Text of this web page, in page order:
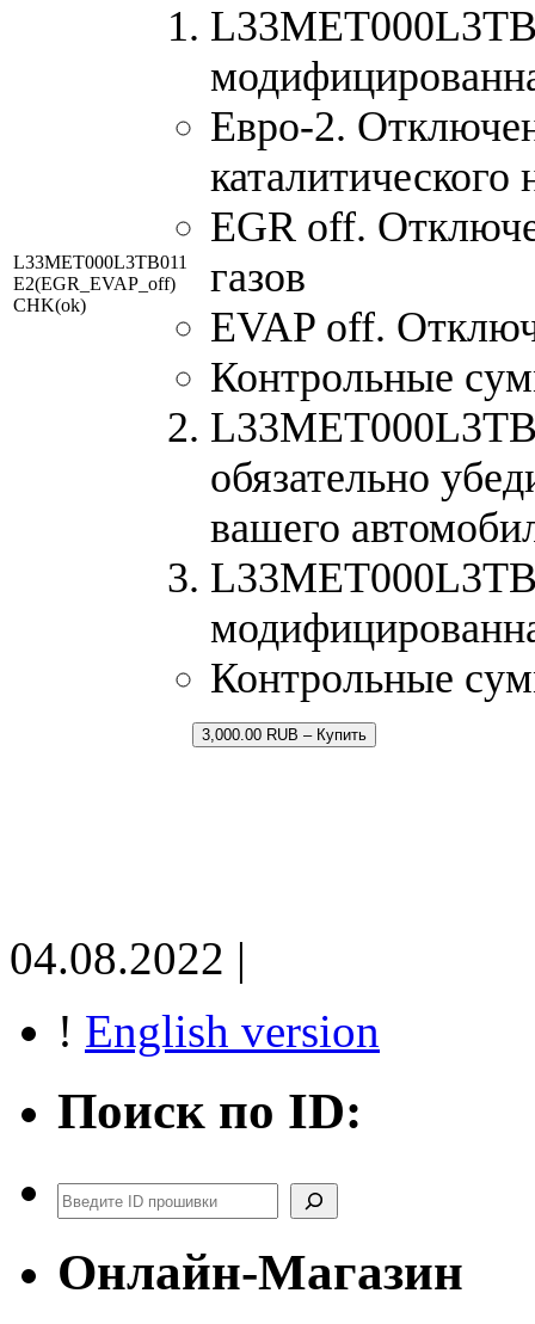
L33MET000L3TB011
E2(EGR_EVAP_off)
CHK(ok)
Евро-2.
каталитического
EGR off.
газов
EVAP off.
Контрольные
обязательно
вашего
Контрольные
3,000.00 RUB – Купить
04.08.2022 |
! English version
Поиск по ID:
Поиск
Онлайн-Магазин